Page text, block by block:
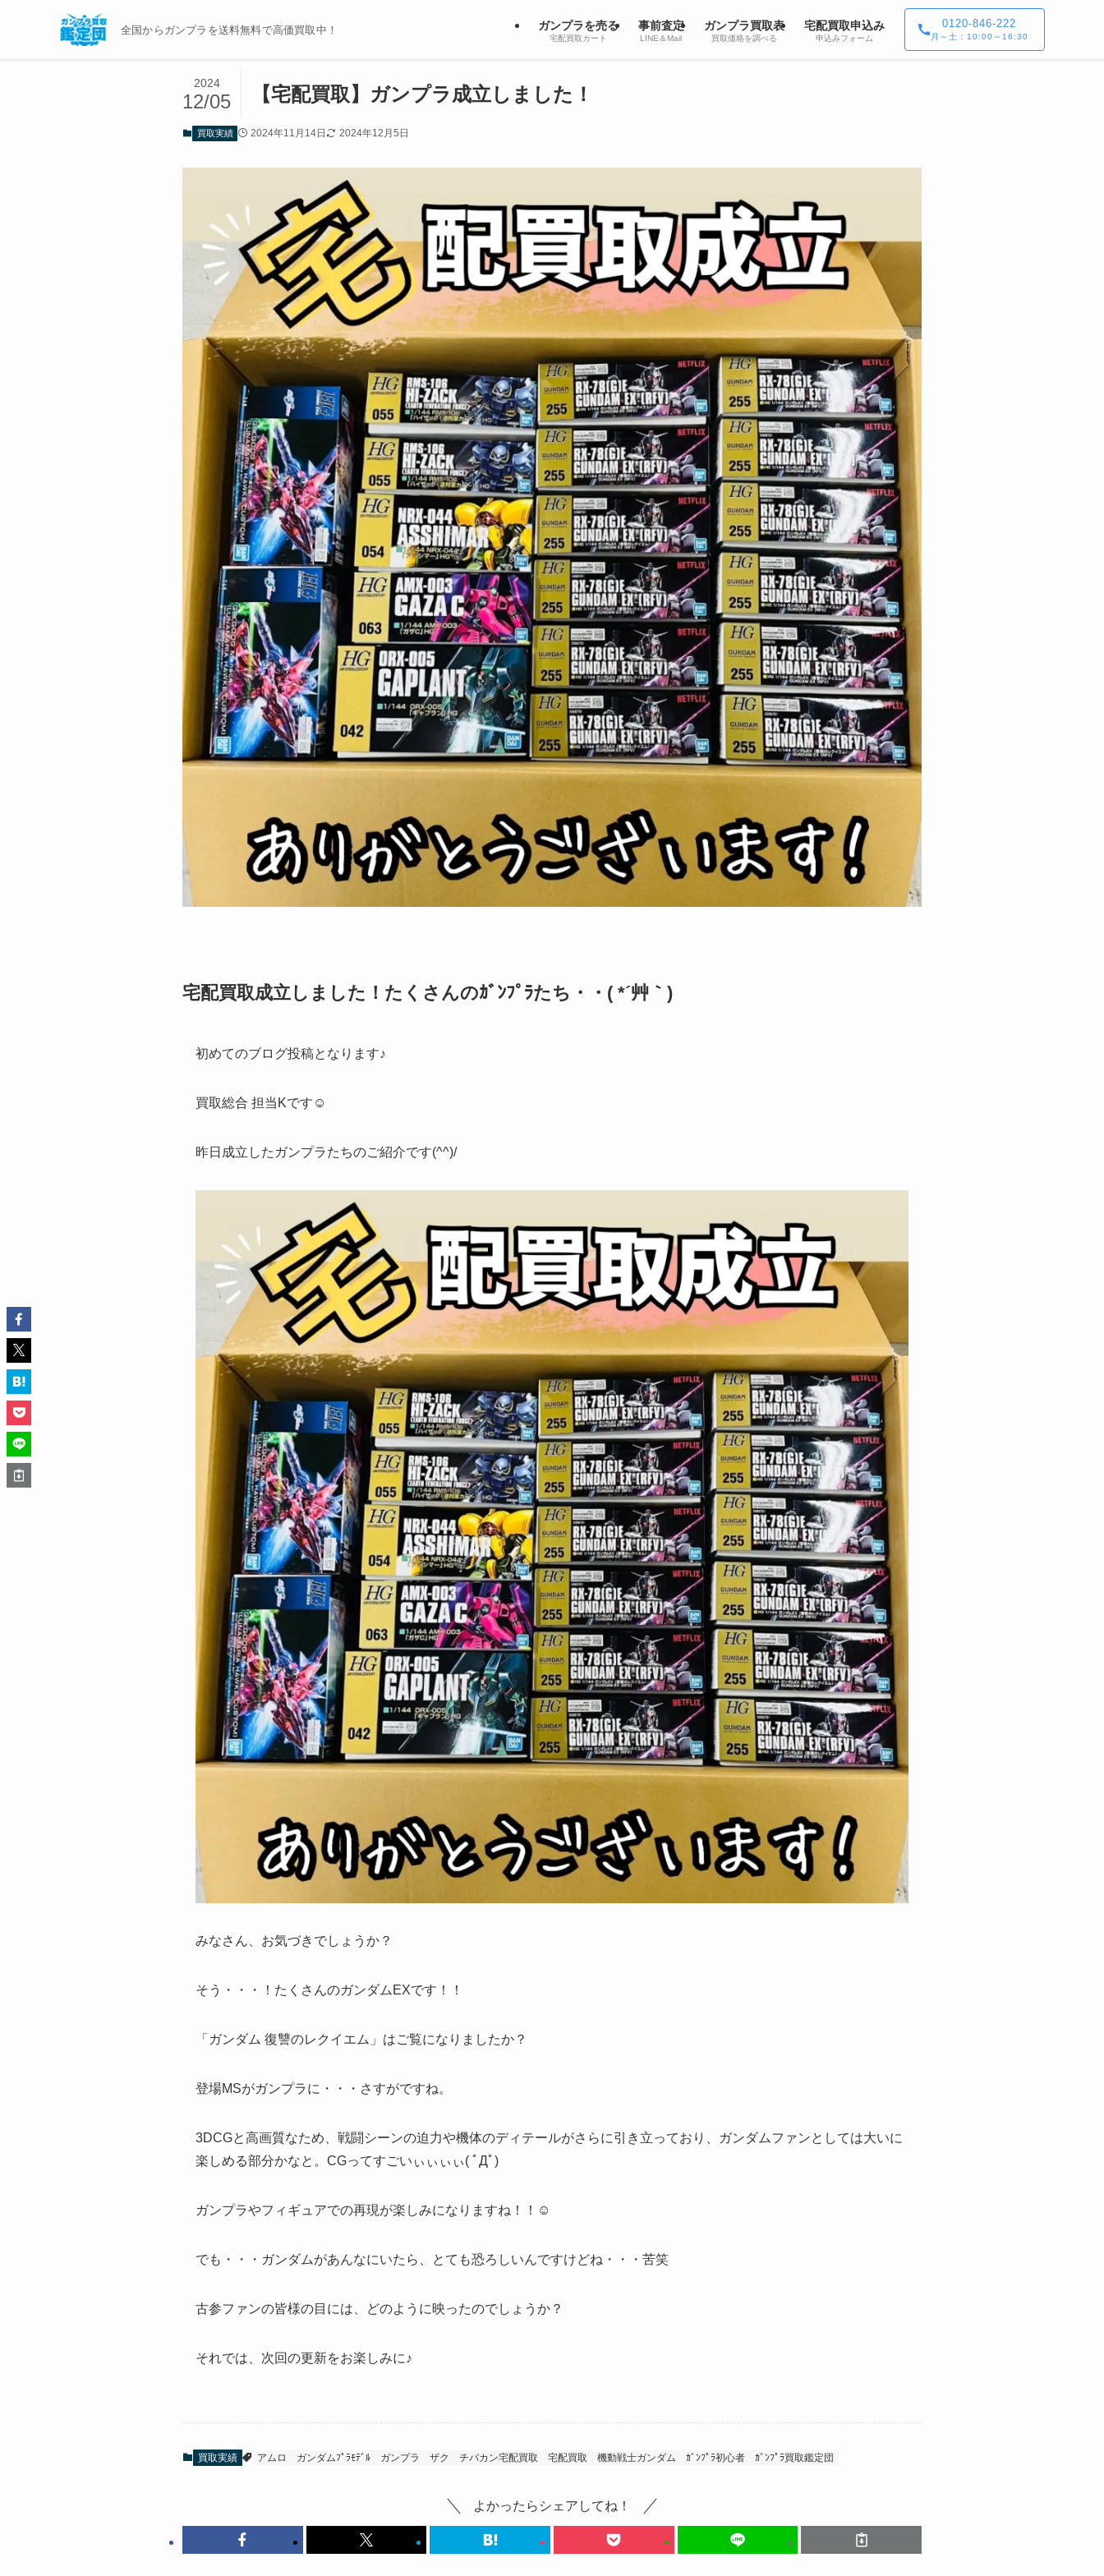
全国からガンプラを送料無料で高価買取中！ ガンプラを売る
宅配買取カート
事前査定
LINE＆Mail
ガンプラ買取表
買取価格を調べる
宅配買取申込み
申込みフォーム
0120-846-222
月～土：10:00～16:30
【宅配買取】ガンプラ成立しました！
2024
12/05
買取実績 2024年11月14日 2024年12月5日
宅配買取成立しました！たくさんのｶﾞﾝﾌﾟﾗたち・・( *´艸｀)
初めてのブログ投稿となります♪
買取総合 担当Kです☺
昨日成立したガンプラたちのご紹介です(^^)/
みなさん、お気づきでしょうか？
そう・・・！たくさんのガンダムEXです！！
「ガンダム 復讐のレクイエム」はご覧になりましたか？
登場MSがガンプラに・・・さすがですね。
3DCGと高画質なため、戦闘シーンの迫力や機体のディテールがさらに引き立っており、ガンダムファンとしては大いに
楽しめる部分かなと。CGってすごいぃぃぃぃ( ﾟДﾟ)
ガンプラやフィギュアでの再現が楽しみになりますね！！☺
でも・・・ガンダムがあんなにいたら、とても恐ろしいんですけどね・・・苦笑
古参ファンの皆様の目には、どのように映ったのでしょうか？
それでは、次回の更新をお楽しみに♪
買取実績 アムロ ガンダムﾌﾟﾗﾓﾃﾞﾙ ガンプラ ザク チバカン宅配買取 宅配買取 機動戦士ガンダム ｶﾞﾝﾌﾟﾗ初心者 ｶﾞﾝﾌﾟﾗ買取鑑定団
よかったらシェアしてね！